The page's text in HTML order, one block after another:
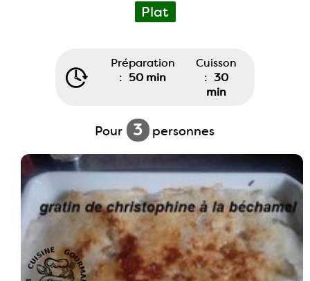
Plat
Préparation
: 50 min
Cuisson
: 30
min
Pour 3 personnes